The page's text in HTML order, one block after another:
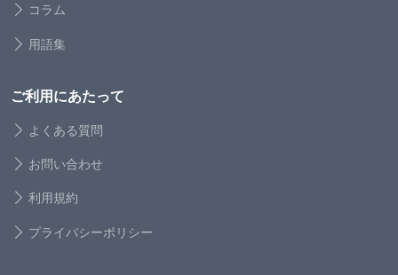
コラム
用語集
ご利用にあたって
よくある質問
お問い合わせ
利用規約
プライバシーポリシー